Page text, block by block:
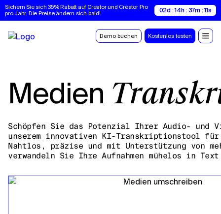
Sichern Sie sich 35% Rabatt auf Creator und Creator Pro
pro Jahr. Die Preise ändern sich bald!
02d : 14h : 37m : 11s
Demo buchen Kostenlos testen
Medien
Schöpfen Sie das Potenzial Ihrer Audio- und
unserem innovativen KI-Transkriptionstool für
Nahtlos, präzise und mit Unterstützung von
verwandeln Sie Ihre Aufnahmen mühelos in